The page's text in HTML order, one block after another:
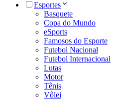
Esportes
Basquete
Copa do Mundo
eSports
Famosos do Esporte
Futebol Nacional
Futebol Internacional
Lutas
Motor
Tênis
Vôlei